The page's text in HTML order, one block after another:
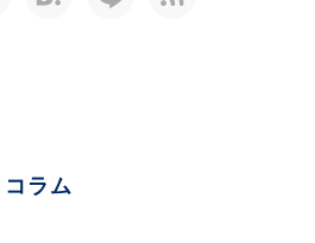
ラム